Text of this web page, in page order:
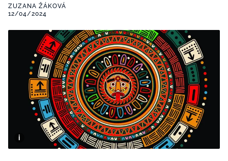
Seberozvoj
ZDRAVÍ
Životní styl
ZÁBAVA
Všechny kategorie
Testy a kvízy
BYDLENÍ
Všechny kategorie
Tvoření
Rady a tipy
BurdaMedia
Extra
SVĚT ŽENY - 599 KČ
ROČNÍ PŘEDPLATNÉ SVĚT ŽENY +
SADA PRODUKTŮ MANA (10 ks)
ZUZANA ŽÁKOVÁ
12/04/2024